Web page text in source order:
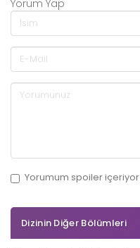
Yorum Yap
Yorumum spoileriçeriyor
Dizinin Diğer Bölümleri